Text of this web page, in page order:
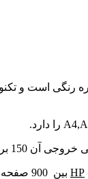
HP بین 900 صفحه تا 4800 را پیشنهاد می کند وضوح کیفیت چاپ این مدل پرینتر M455dn اچ پی معادل با 600 * 600 dpi است